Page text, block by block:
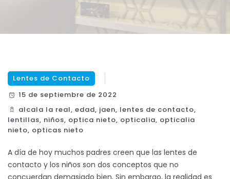
Lentes de Contacto
15 de septiembre de 2022
alcala la real, edad, jaen, lentes de contacto,
lentillas, niños, optica nieto, opticalia, opticalia
nieto, opticas nieto
A día de hoy muchos padres creen que las lentes de
contacto y los niños son dos conceptos que no
concuerdan demasiado bien. Sin embargo, la realidad es